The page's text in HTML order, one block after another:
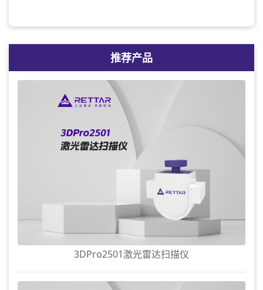
推荐产品
3DPro2501激光雷达扫描仪